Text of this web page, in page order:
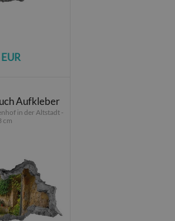
Aufkleber
in der Altstadt -
cm